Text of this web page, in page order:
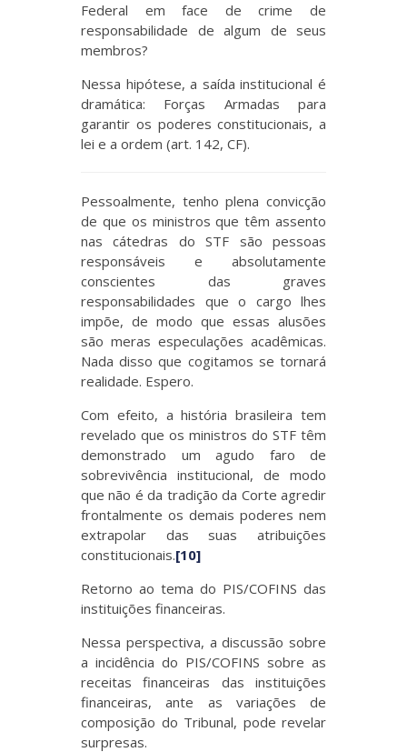
Federal em face de crime de
responsabilidade de algum de seus
membros?
Nessa hipótese, a saída institucional é
dramática: Forças Armadas para
garantir os poderes constitucionais, a
lei e a ordem (art. 142, CF).
Pessoalmente, tenho plena convicção
de que os ministros que têm assento
nas cátedras do STF são pessoas
responsáveis e absolutamente
conscientes das graves
responsabilidades que o cargo lhes
impõe, de modo que essas alusões
são meras especulações acadêmicas.
Nada disso que cogitamos se tornará
realidade. Espero.
Com efeito, a história brasileira tem
revelado que os ministros do STF têm
demonstrado um agudo faro de
sobrevivência institucional, de modo
que não é da tradição da Corte agredir
frontalmente os demais poderes nem
extrapolar das suas atribuições
constitucionais.[10]
Retorno ao tema do PIS/COFINS das
instituições financeiras.
Nessa perspectiva, a discussão sobre
a incidência do PIS/COFINS sobre as
receitas financeiras das instituições
financeiras, ante as variações de
composição do Tribunal, pode revelar
surpresas.